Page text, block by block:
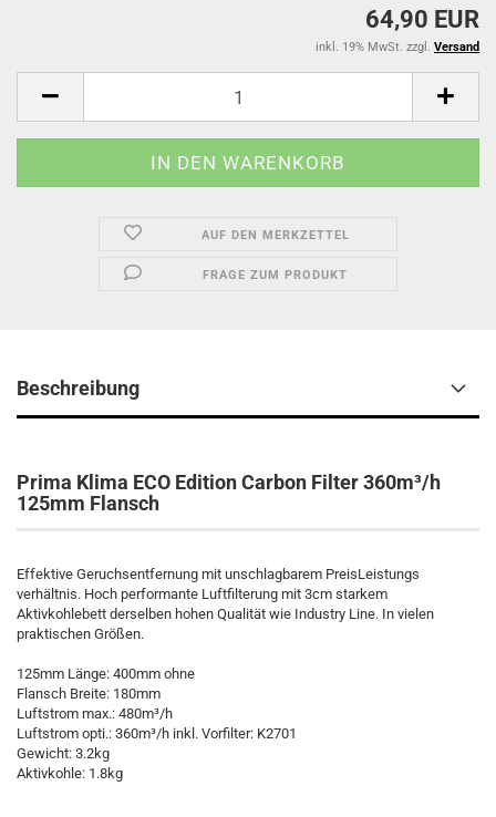
64,90 EUR
inkl. 19% MwSt. zzgl. Versand
AUF DEN MERKZETTEL
FRAGE ZUM PRODUKT
Beschreibung
Prima Klima ECO Edition Carbon Filter 360m³/h
125mm Flansch
Effektive Geruchsentfernung mit unschlagbarem PreisLeistungs
verhältnis. Hoch performante Luftfilterung mit 3cm starkem
Aktivkohlebett derselben hohen Qualität wie Industry Line. In vielen
praktischen Größen.
125mm Länge: 400mm ohne
Flansch Breite: 180mm
Luftstrom max.: 480m³/h
Luftstrom opti.: 360m³/h inkl. Vorfilter: K2701
Gewicht: 3.2kg
Aktivkohle: 1.8kg